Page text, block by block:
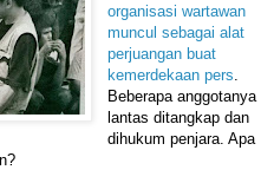
organisasi wartawan
muncul sebagai alat
perjuangan buat
kemerdekaan pers
Beberapa anggotanya
lantas ditangkap dan
dihukum penjara. Apa